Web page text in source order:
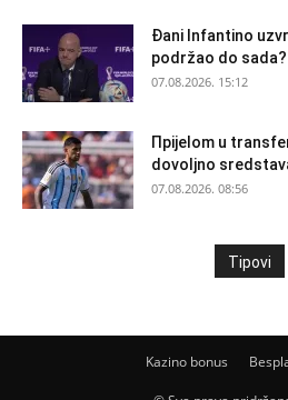
Đani Infantino
podržao do sada?
07.08.2026. 15:12
Прijelom u
dovoljno
07.08.2026. 08:56
Tipovi
Kazino bonus